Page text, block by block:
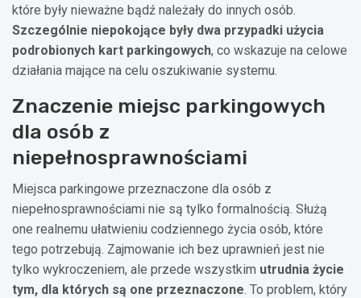
które były nieważne bądź należały do innych osób.
Szczególnie niepokojące były dwa przypadki użycia
podrobionych kart parkingowych, co wskazuje na celowe
działania mające na celu oszukiwanie systemu.
Znaczenie miejsc parkingowych
dla osób z
niepełnosprawnościami
Miejsca parkingowe przeznaczone dla osób z
niepełnosprawnościami nie są tylko formalnością. Służą
one realnemu ułatwieniu codziennego życia osób, które
tego potrzebują. Zajmowanie ich bez uprawnień jest nie
tylko wykroczeniem, ale przede wszystkim utrudnia życie
tym, dla których są one przeznaczone. To problem, który